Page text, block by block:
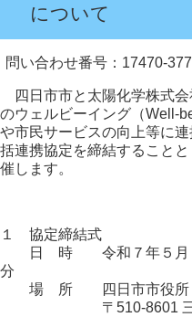
について
問い合わせ番号：17470-
四日市市と太陽化学株式
のウェルビーイング（Well-
や市民サービスの向上等に
括連携協定を締結すること
催します。
１ 協定締結式
日 時 令和７年５月２
分
場 所 四日市市役所
〒510-8601 三重県